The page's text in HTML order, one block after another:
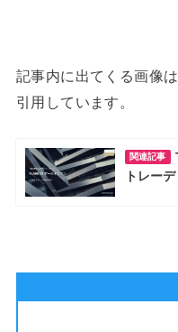
記事内に出てくる画像
引用しています。
関連記事
トレー